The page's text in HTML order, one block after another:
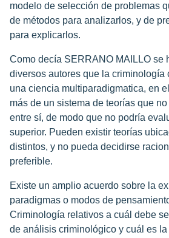
modelo de selección de problemas
de métodos para analizarlos, y de
para explicarlos.
Como decía SERRANO MAILLO se
diversos autores que la criminología
una ciencia multiparadigmatica, en
más de un sistema de teorías que
entre sí, de modo que no podría
superior. Pueden existir teorías
distintos, y no pueda decidirse
preferible.
Existe un amplio acuerdo sobre la
paradigmas o modos de
Criminología relativos a cuál debe
de análisis criminológico y cuál es